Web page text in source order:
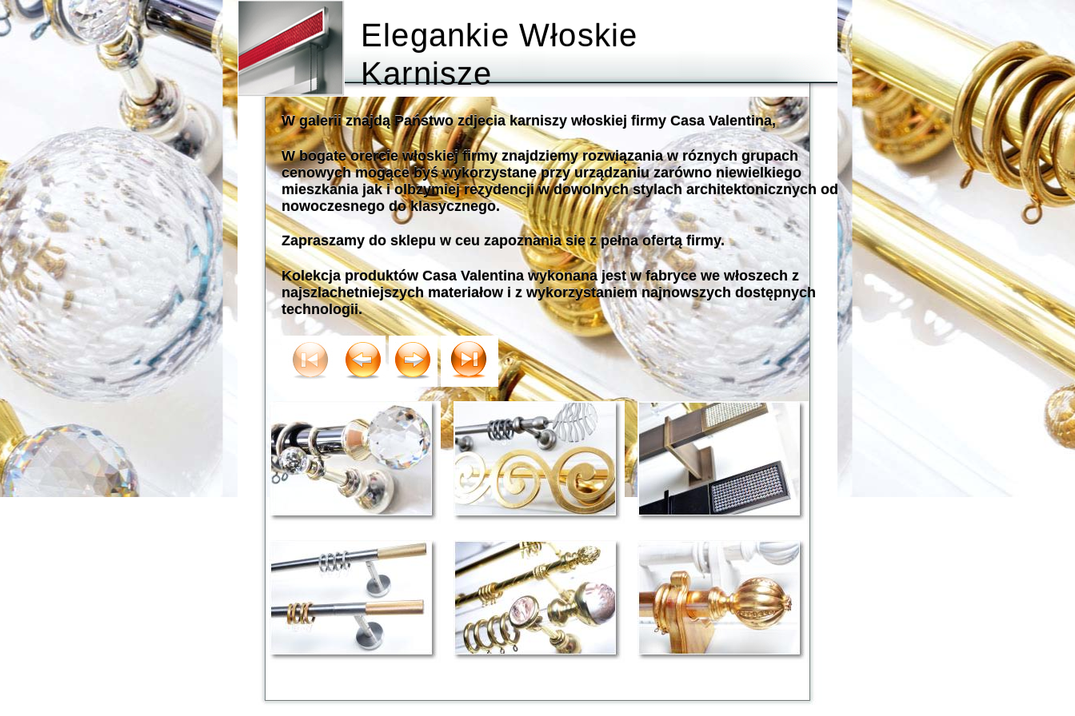
Elegankie Włoskie
Karnisze
W galerii znajdą Państwo zdjecia karniszy włoskiej firmy Casa Valentina,
W bogate orercie włoskiej firmy znajdziemy rozwiązania w róznych grupach
cenowych mogące byś wykorzystane przy urządzaniu zarówno niewielkiego
mieszkania jak i olbzymiej rezydencji w dowolnych stylach architektonicznych od
nowoczesnego do klasycznego.
Zapraszamy do sklepu w ceu zapoznania sie z pełna ofertą firmy.
Kolekcja produktów Casa Valentina wykonana jest w fabryce we włoszech z
najszlachetniejszych materiałow i z wykorzystaniem najnowszych dostępnych
technologii.